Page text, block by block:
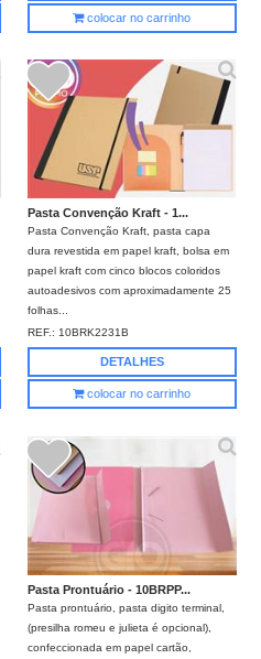
colocar no carrinho
Pasta Convenção Kraft - 1...
Pasta Convenção Kraft, pasta capa
dura revestida em papel kraft, bolsa em
papel kraft com cinco blocos coloridos
autoadesivos com aproximadamente 25
folhas...
REF.:10BRK2231B
DETALHES
colocar no carrinho
Pasta Prontuário - 10BRPP...
Pasta prontuário, pasta digito terminal,
(presilha romeu e julieta é opcional),
confeccionada em papel cartão,